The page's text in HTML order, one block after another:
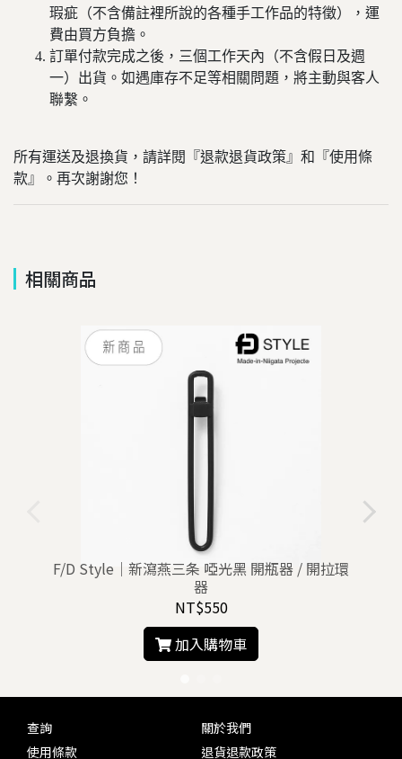
瑕疵（不含備註裡所說的各種手工作品的特徵），運
費由買方負擔。
訂單付款完成之後，三個工作天內（不含假日及週
一）出貨。如遇庫存不足等相關問題，將主動與客人
聯繫。
所有運送及退換貨，請詳閱『退款退貨政策』和『使用條
款』。再次謝謝您！
相關商品
F/D Style｜新瀉燕三条 啞光黑 開瓶器 / 開拉環
器
NT$550
加入購物車
查詢
關於我們
使用條款
退貨退款政策